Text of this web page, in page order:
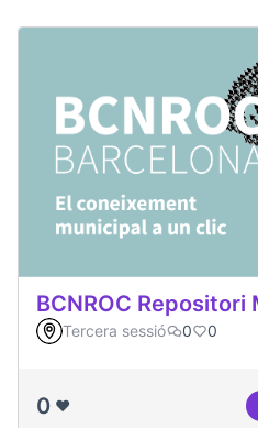
BCNROC Repositori
Tercera sessió 0 0
0 ❤️